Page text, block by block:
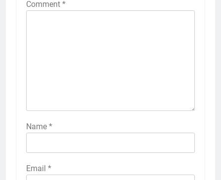
Comment *
Name *
Email *